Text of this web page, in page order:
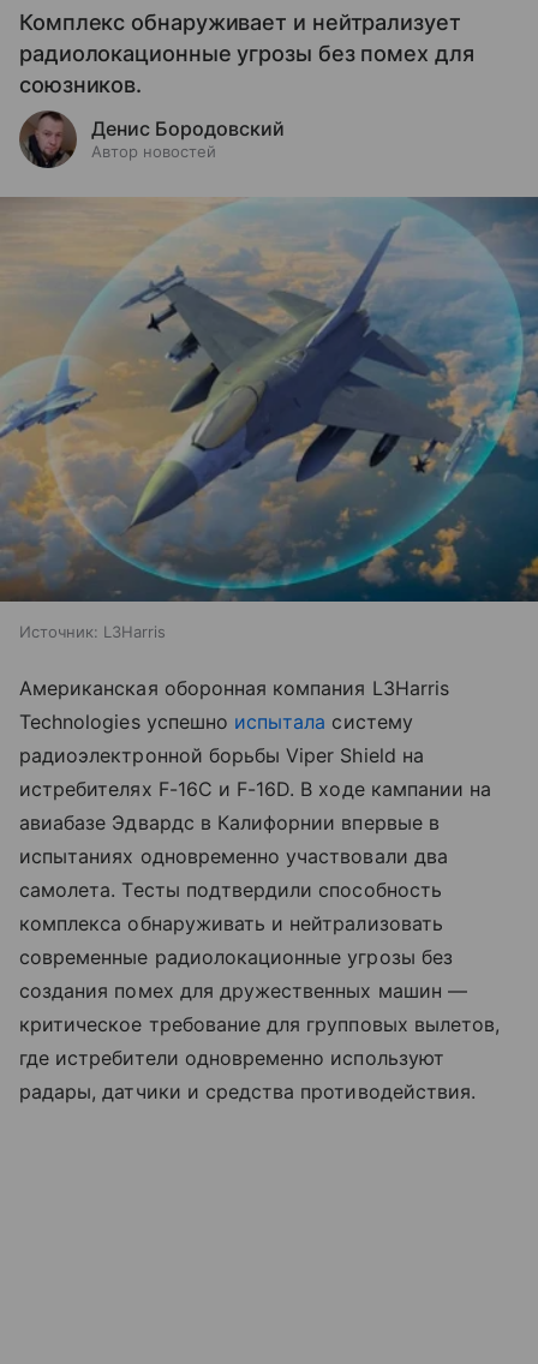
Комплекс обнаруживает и нейтрализует
радиолокационные угрозы без помех для
союзников.
Денис Бородовский
Автор новостей
Источник: L3Harris
Американская оборонная компания L3Harris
Technologies успешно испытала систему
радиоэлектронной борьбы Viper Shield на
истребителях F-16C и F-16D. В ходе кампании на
авиабазе Эдвардс в Калифорнии впервые в
испытаниях одновременно участвовали два
самолета. Тесты подтвердили способность
комплекса обнаруживать и нейтрализовать
современные радиолокационные угрозы без
создания помех для дружественных машин —
критическое требование для групповых вылетов,
где истребители одновременно используют
радары, датчики и средства противодействия.